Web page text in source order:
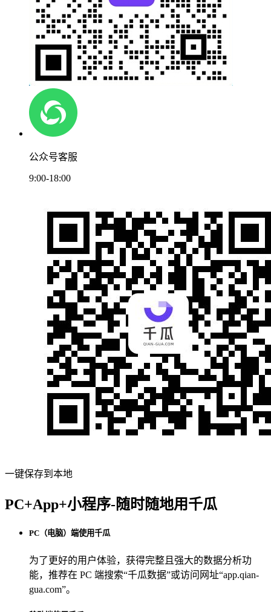
公众号客服
9:00-18:00
一键保存到本地
PC+App+小程序-随时随地用千瓜
PC（电脑）端使用千瓜
为了更好的用户体验，获得完整且强大的数据分析功
能，推荐在 PC 端搜索“千瓜数据”或访问网址“app.qian-
gua.com”。